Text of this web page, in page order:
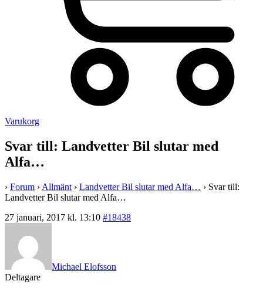
Varukorg
Svar till: Landvetter Bil slutar med
Alfa…
› Forum › Allmänt › Landvetter Bil slutar med Alfa… › Svar till:
Landvetter Bil slutar med Alfa…
27 januari, 2017 kl. 13:10 #18438
Michael Elofsson
Deltagare